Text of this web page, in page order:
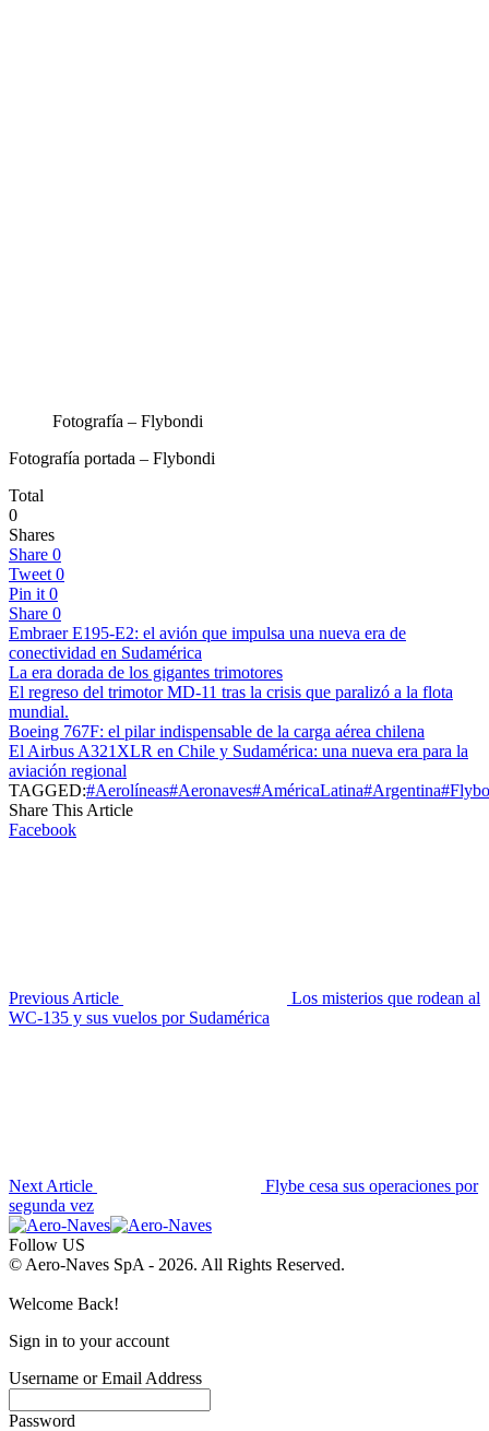
Fotografía – Flybondi
Fotografía portada – Flybondi
Total
0
Shares
Share 0
Tweet 0
Pin it 0
Share 0
Embraer E195-E2: el avión que impulsa una nueva era de
conectividad en Sudamérica
La era dorada de los gigantes trimotores
El regreso del trimotor MD-11 tras la crisis que paralizó a la flota
mundial.
Boeing 767F: el pilar indispensable de la carga aérea chilena
El Airbus A321XLR en Chile y Sudamérica: una nueva era para la
aviación regional
TAGGED:#Aerolíneas#Aeronaves#AméricaLatina#Argentina
Share This Article
Facebook
Previous Article
Los misterios que rodean al
WC-135 y sus vuelos por Sudamérica
Next Article
Flybe cesa sus operaciones por
segunda vez
Follow US
© Aero-Naves SpA - 2026. All Rights Reserved.
Welcome Back!
Sign in to your account
Username or Email Address
Password